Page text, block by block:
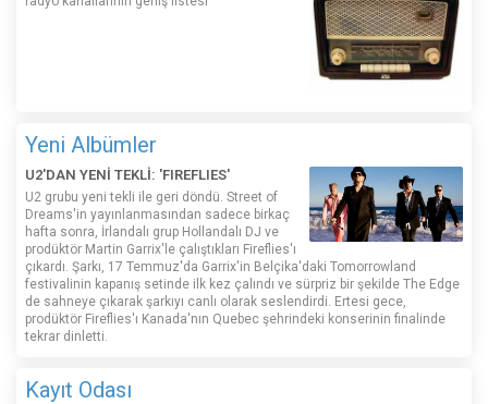
Yeni Albümler
U2'DAN YENİ TEKLİ: 'FIREFLIES'
U2 grubu yeni tekli ile geri döndü. Street of
Dreams'in yayınlanmasından sadece birkaç
hafta sonra, İrlandalı grup Hollandalı DJ ve
prodüktör Martin Garrix'le çalıştıkları Fireflies'ı
çıkardı. Şarkı, 17 Temmuz'da Garrix'in Belçika'daki Tomorrowland
festivalinin kapanış setinde ilk kez çalındı ​​ve sürpriz bir şekilde The Edge
de sahneye çıkarak şarkıyı canlı olarak seslendirdi. Ertesi gece,
prodüktör Fireflies'ı Kanada'nın Quebec şehrindeki konserinin finalinde
tekrar dinletti.
Kayıt Odası